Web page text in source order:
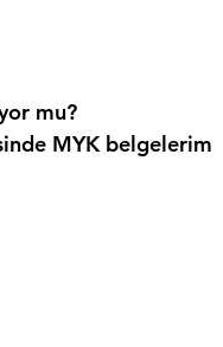
mu?
MYK belgelerim